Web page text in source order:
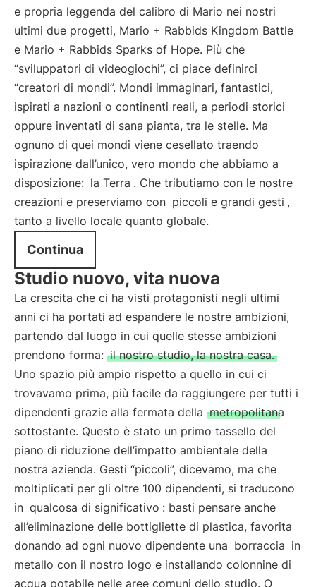
e propria leggenda del calibro di Mario nei nostri
ultimi due progetti, Mario + Rabbids Kingdom Battle
e Mario + Rabbids Sparks of Hope. Più che
“sviluppatori di videogiochi”, ci piace definirci
“creatori di mondi”. Mondi immaginari, fantastici,
ispirati a nazioni o continenti reali, a periodi storici
oppure inventati di sana pianta, tra le stelle. Ma
ognuno di quei mondi viene cesellato traendo
ispirazione dall’unico, vero mondo che abbiamo a
disposizione: la Terra . Che tributiamo con le nostre
creazioni e preserviamo con piccoli e grandi gesti ,
tanto a livello locale quanto globale.
Continua
Studio nuovo, vita nuova
La crescita che ci ha visti protagonisti negli ultimi
anni ci ha portati ad espandere le nostre ambizioni,
partendo dal luogo in cui quelle stesse ambizioni
prendono forma: il nostro studio, la nostra casa.
Uno spazio più ampio rispetto a quello in cui ci
trovavamo prima, più facile da raggiungere per tutti i
dipendenti grazie alla fermata della metropolitana
sottostante. Questo è stato un primo tassello del
piano di riduzione dell’impatto ambientale della
nostra azienda. Gesti “piccoli”, dicevamo, ma che
moltiplicati per gli oltre 100 dipendenti, si traducono
in qualcosa di significativo : basti pensare anche
all’eliminazione delle bottigliette di plastica, favorita
donando ad ogni nuovo dipendente una borraccia in
metallo con il nostro logo e installando colonnine di
acqua potabile nelle aree comuni dello studio. O